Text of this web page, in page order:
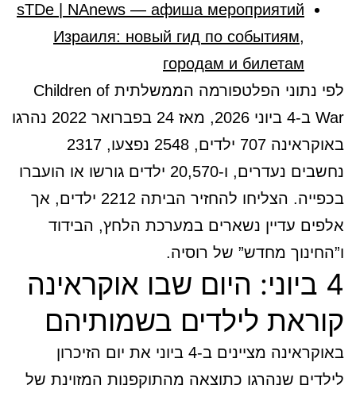
sTDe | NAnews — афиша мероприятий
Израиля: новый гид по событиям,
городам и билетам
לפי נתוני הפלטפורמה הממשלתית Children of
War ב-4 ביוני 2026, מאז 24 בפברואר 2022 נהרגו
באוקראינה 707 ילדים, 2548 נפצעו, 2317
נחשבים נעדרים, ו-20,570 ילדים גורשו או הועברו
בכפייה. הצליחו להחזיר הביתה 2212 ילדים, אך
אלפים עדיין נשארים במערכת הלחץ, הבידוד
ו”החינוך מחדש” של רוסיה.
4 ביוני: היום שבו אוקראינה
קוראת לילדים בשמותיהם
באוקראינה מציינים ב-4 ביוני את יום הזיכרון
לילדים שנהרגו כתוצאה מהתוקפנות המזוינת של